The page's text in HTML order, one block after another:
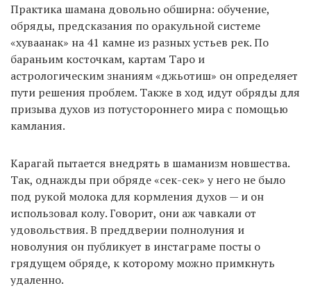
Практика шамана довольно обширна: обучение,
обряды, предсказания по оракульной системе
«хуваанак» на 41 камне из разных устьев рек. По
бараньим косточкам, картам Таро и
астрологическим знаниям «джьотиш» он определяет
пути решения проблем. Также в ход идут обряды для
призыва духов из потустороннего мира с помощью
камлания.
Карагай пытается внедрять в шаманизм новшества.
Так, однажды при обряде «сек-сек» у него не было
под рукой молока для кормления духов — и он
использовал колу. Говорит, они аж чавкали от
удовольствия. В преддверии полнолуния и
новолуния он публикует в инстаграме посты о
грядущем обряде, к которому можно примкнуть
удаленно.